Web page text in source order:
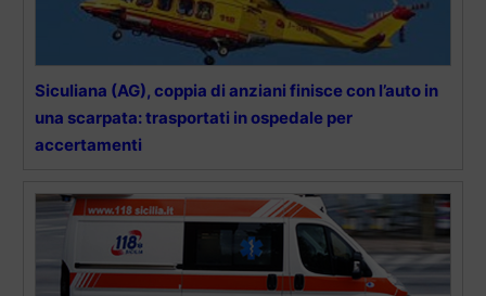
Siculiana (AG), coppia di anziani finisce con l’auto in
una scarpata: trasportati in ospedale per
accertamenti